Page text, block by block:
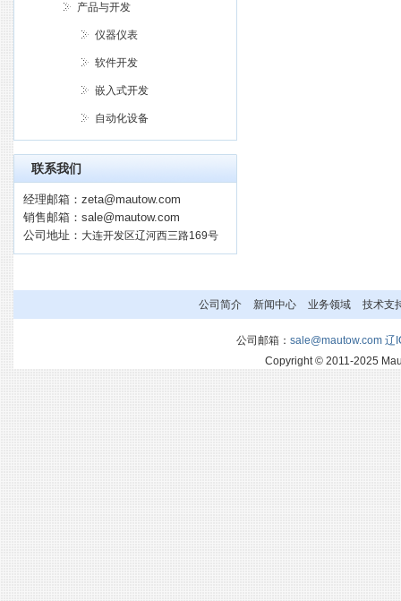
产品与开发
仪器仪表
软件开发
嵌入式开发
自动化设备
联系我们
经理邮箱： zeta@mautow.com
销售邮箱： sale@mautow.com
公司地址： 大连开发区辽河西三路169号
公司简介 新闻中心 业务领域 技术支
公司邮箱： sale@mautow.com 辽
Copyright © 2011-2025